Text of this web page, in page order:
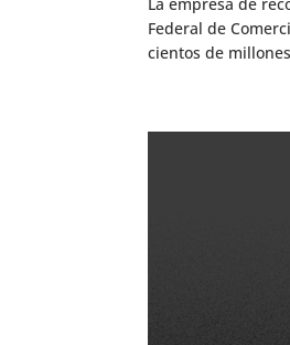
Federal de
cientos de